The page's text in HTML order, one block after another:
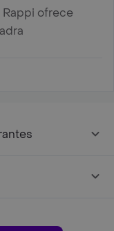
Rappi ofrece